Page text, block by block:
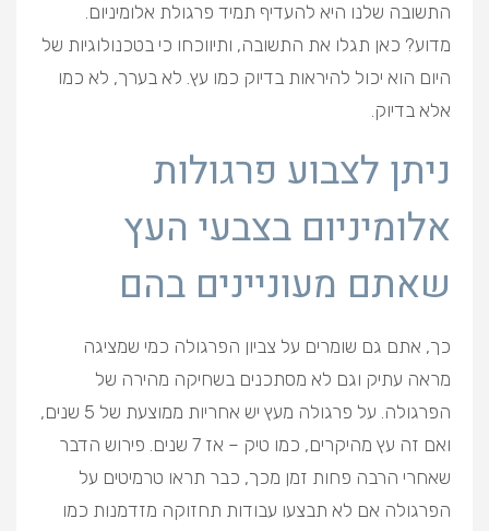
התשובה שלנו היא להעדיף תמיד פרגולת אלומיניום.
מדוע? כאן תגלו את התשובה, ותיווכחו כי בטכנולוגיות של
היום הוא יכול להיראות בדיוק כמו עץ. לא בערך, לא כמו
אלא בדיוק.
ניתן לצבוע פרגולות
אלומיניום בצבעי העץ
שאתם מעוניינים בהם
כך, אתם גם שומרים על צביון הפרגולה כמי שמציגה
מראה עתיק וגם לא מסתכנים בשחיקה מהירה של
הפרגולה. על פרגולה מעץ יש אחריות ממוצעת של 5 שנים,
ואם זה עץ מהיקרים, כמו טיק – אז 7 שנים. פירוש הדבר
שאחרי הרבה פחות זמן מכך, כבר תראו טרמיטים על
הפרגולה אם לא תבצעו עבודות תחזוקה מזדמנות כמו